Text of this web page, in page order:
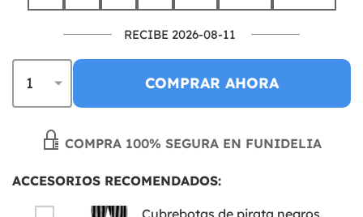
RECIBE 2026-08-11
COMPRAR AHORA
COMPRA 100% SEGURA EN FUNIDELIA
ACCESORIOS RECOMENDADOS:
Cubrebotas de pirata negros